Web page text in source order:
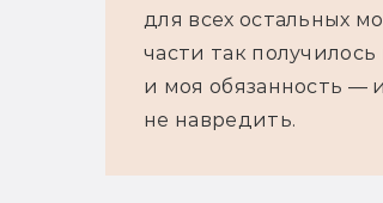
для всех остальных
части так
и моя обязанность —
не навредить.